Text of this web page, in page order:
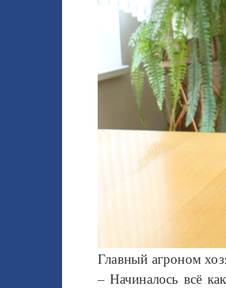
Главный агроном
– Начиналось всё